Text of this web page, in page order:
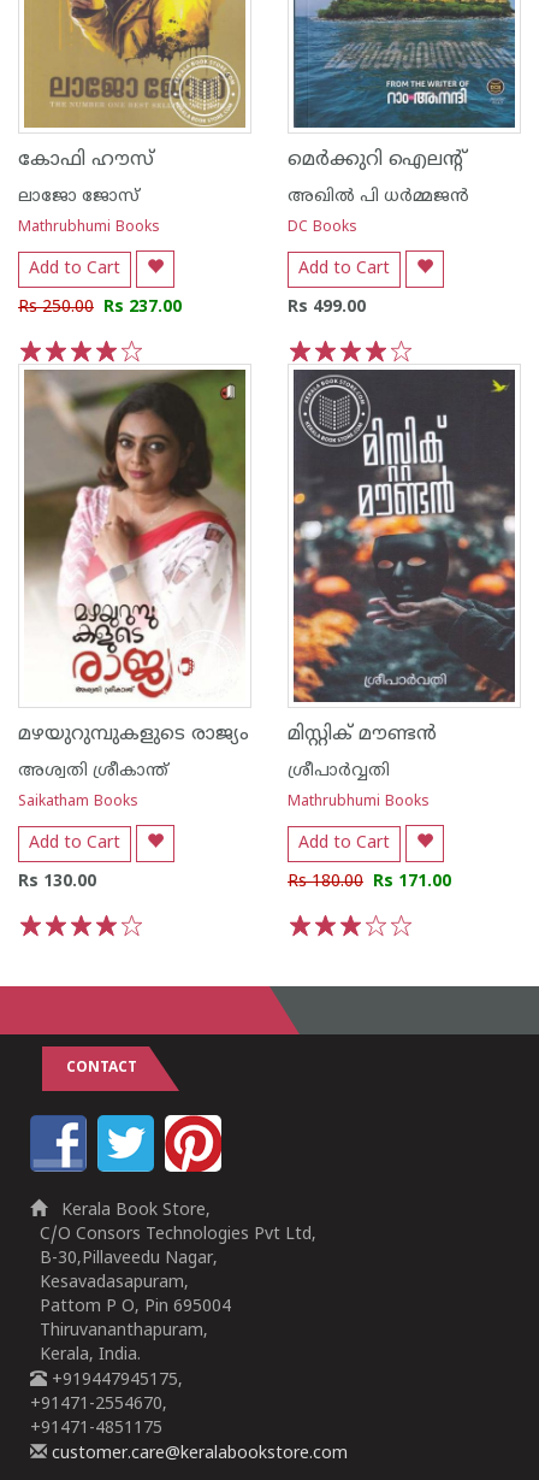
കോഫി ഹൗസ്
ലാജോ ജോസ്
Mathrubhumi Books
Add to Cart
Rs 250.00 Rs 237.00
5
4
3
2
1
മെര്‍ക്കുറി ഐലന്റ്
അഖില്‍ പി ധര്‍മ്മജന്‍
DC Books
Add to Cart
Rs 499.00
5
4
3
2
1
മഴയുറുമ്പുകളുടെ രാജ്യം
അശ്വതി ശ്രീകാന്ത്
Saikatham Books
Add to Cart
Rs 130.00
മിസ്റ്റിക് മൗണ്ടന്‍
ശ്രീപാര്‍വ്വതി
Mathrubhumi Books
Add to Cart
Rs 180.00 Rs 171.00
CONTACT
Kerala Book Store,
C/O Consors Technologies Pvt Ltd,
B-30,Pillaveedu Nagar,
Kesavadasapuram,
Pattom P O, Pin 695004
Thiruvananthapuram,
Kerala, India.
+919447945175,
+91471-2554670,
+91471-4851175
customer.care@keralabookstore.com